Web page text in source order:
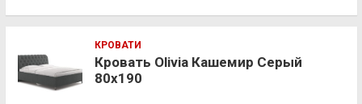
КРОВАТИ
Кровать Olivia Кашемир Серый
80х190